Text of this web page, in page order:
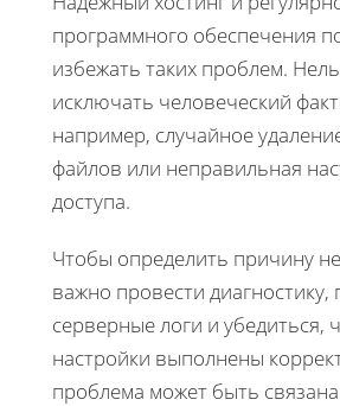
программного обеспечения
избежать таких проблем.
исключать человеческий
например, случайное
файлов или неправильная
доступа.
Чтобы определить причину
важно провести диагностику,
серверные логи и убедиться,
настройки выполнены
проблема может быть